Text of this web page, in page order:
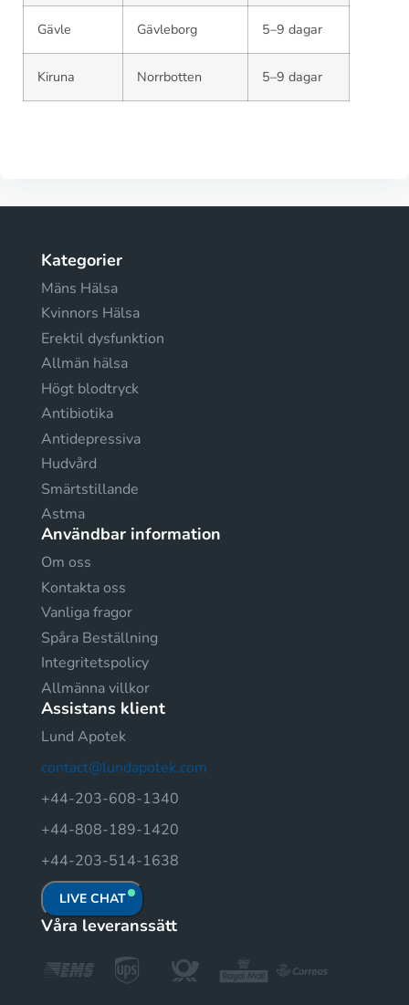
Gävle Gävleborg 5–9 dagar
Kiruna Norrbotten 5–9 dagar
Kategorier
Mäns Hälsa
Kvinnors Hälsa
Erektil dysfunktion
Allmän hälsa
Högt blodtryck
Antibiotika
Antidepressiva
Hudvård
Smärtstillande
Astma
Användbar information
Om oss
Kontakta oss
Vanliga fragor
Spåra Beställning
Integritetspolicy
Allmänna villkor
Assistans klient
Lund Apotek
contact@lundapotek.com
+44-203-608-1340
+44-808-189-1420
+44-203-514-1638
LIVE CHAT
Våra leveranssätt